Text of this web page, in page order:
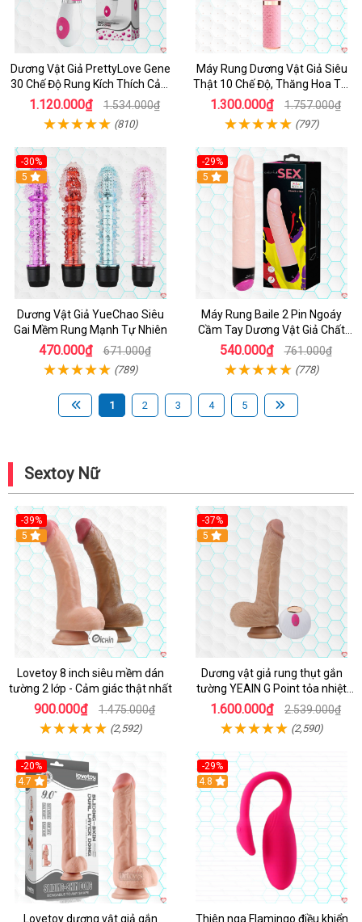
Dương Vật Giả PrettyLove Gene
30 Chế Độ Rung Kích Thích Cảm
Biến Âm Thanh
1.120.000₫ 1.534.000₫
(810)
Máy Rung Dương Vật Giả Siêu
Thật 10 Chế Độ, Thăng Hoa Tối
Ưu
1.300.000₫ 1.757.000₫
(797)
-30%
Hot
5
Dương Vật Giả YueChao Siêu
Gai Mềm Rung Mạnh Tự Nhiên
470.000₫ 671.000₫
(789)
-29%
Hot
5
Máy Rung Baile 2 Pin Ngoáy
Cầm Tay Dương Vật Giả Chất
Lượng
540.000₫ 761.000₫
(778)
1 2 3 4 5
Sextoy Nữ
-39%
Hot
5
Lovetoy 8 inch siêu mềm dán
tường 2 lớp - Cảm giác thật nhất
900.000₫ 1.475.000₫
(2,592)
-37%
5
Dương vật giả rung thụt gắn
tường YEAIN G Point tỏa nhiệt
điều khiển từ xa
1.600.000₫ 2.539.000₫
(2,590)
-20%
Hot
4.7
Lovetoy dương vật giả gắn
-29%
Hot
4.8
Thiên nga Flamingo điều khiển